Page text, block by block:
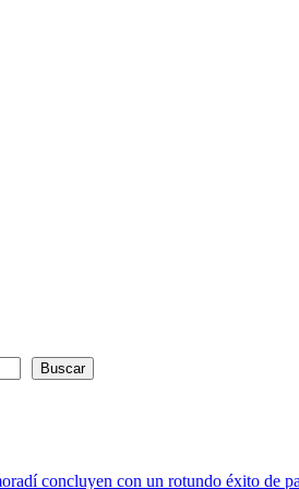
Buscar
concluyen con un rotundo éxito de